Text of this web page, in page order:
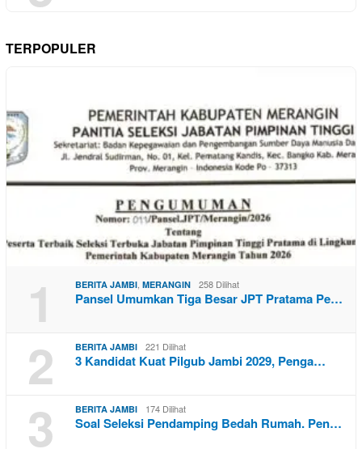
TERPOPULER
1 BERITA JAMBI, MERANGIN 258 Dilihat
Pansel Umumkan Tiga Besar JPT Pratama Pe…
2 BERITA JAMBI 221 Dilihat
3 Kandidat Kuat Pilgub Jambi 2029, Penga…
3 BERITA JAMBI 174 Dilihat
Soal Seleksi Pendamping Bedah Rumah. Pen…